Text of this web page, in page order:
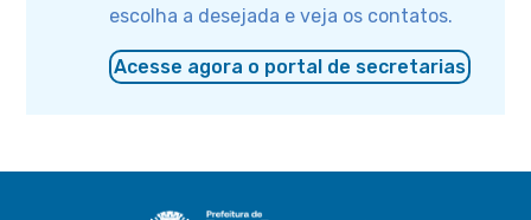
escolha a desejada e veja os contatos.
Acesse agora o portal de secretarias